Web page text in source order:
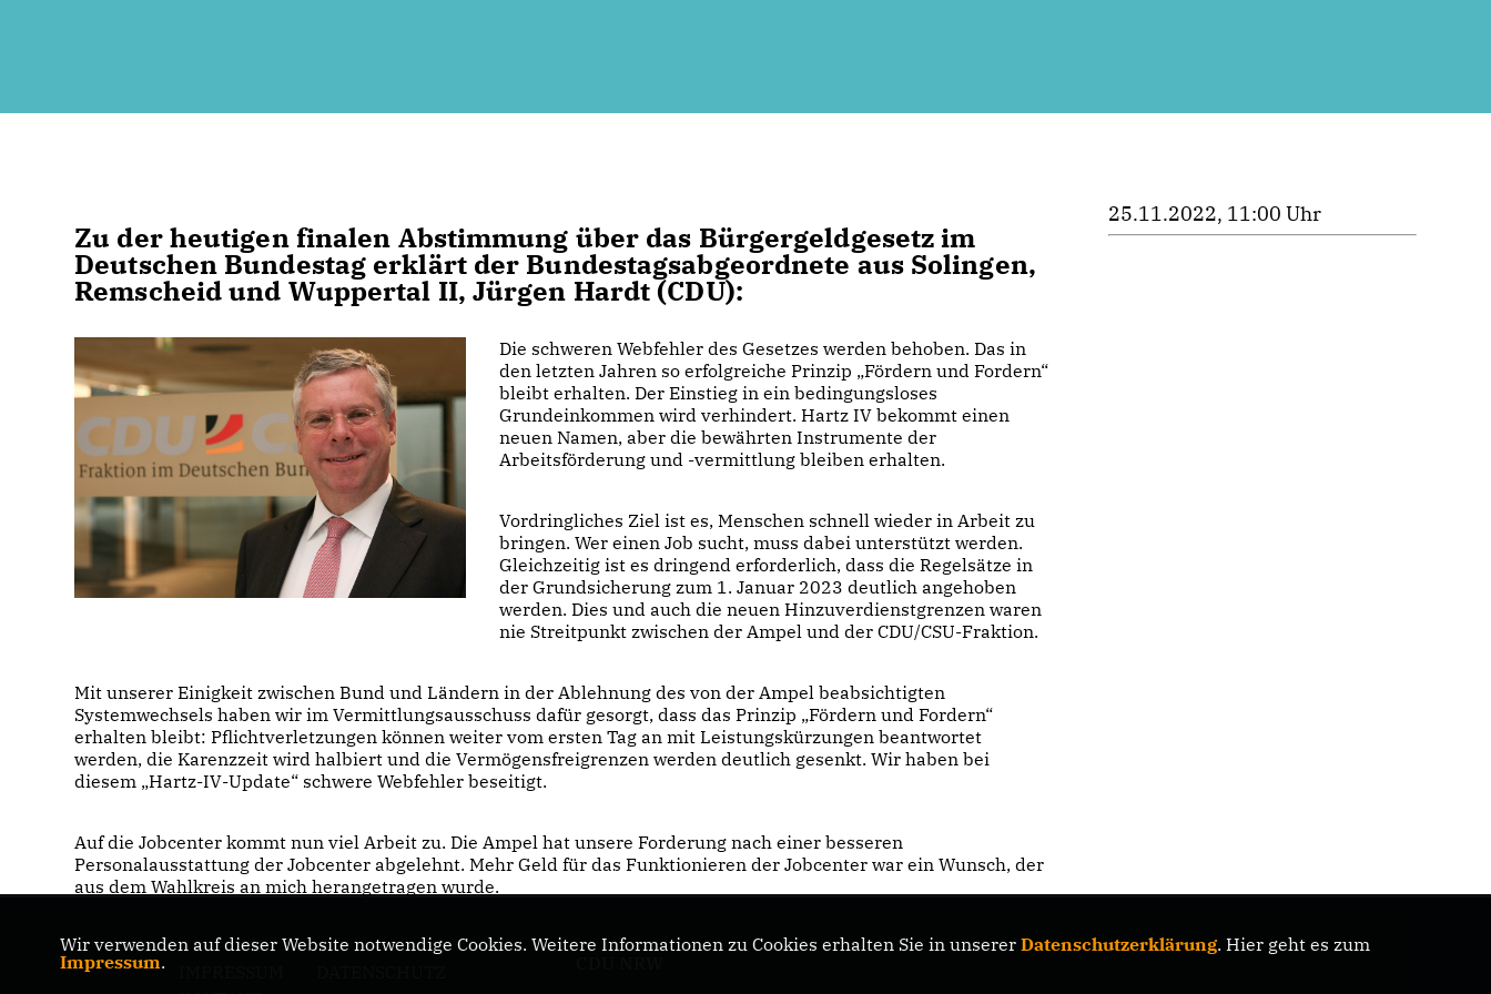
Zu der heutigen finalen Abstimmung über das Bürgergeldgesetz im
Deutschen Bundestag erklärt der Bundestagsabgeordnete aus Solingen,
Remscheid und Wuppertal II, Jürgen Hardt (CDU):
Die schweren Webfehler des Gesetzes werden behoben. Das in
den letzten Jahren so erfolgreiche Prinzip „Fördern und Fordern“
bleibt erhalten. Der Einstieg in ein bedingungs­loses
Grundeinkommen wird verhindert. Hartz IV bekommt einen
neuen Namen, aber die bewährten Instrumente der
Arbeitsförderung und -vermittlung bleiben erhalten.
Vordringliches Ziel ist es, Menschen schnell wieder in Arbeit zu
bringen. Wer einen Job sucht, muss dabei unterstützt werden.
Gleichzeitig ist es dringend erforderlich, dass die Regelsätze in
der Grundsicherung zum 1. Januar 2023 deutlich angehoben
werden. Dies und auch die neuen Hinzuverdienstgrenzen waren
nie Streitpunkt zwischen der Ampel und der CDU/CSU-Fraktion.
Mit unserer Einigkeit zwischen Bund und Ländern in der Ablehnung des von der Ampel beabsichtigten
Systemwechsels haben wir im Vermittlungsausschuss dafür gesorgt, dass das Prinzip „Fördern und Fordern“
erhalten bleibt: Pflichtverletzungen können weiter vom ersten Tag an mit Leistungskürzungen beantwortet
werden, die Karenzzeit wird halbiert und die Vermögensfreigrenzen werden deutlich gesenkt. Wir haben bei
diesem „Hartz-IV-Update“ schwere Webfehler beseitigt.
Auf die Jobcenter kommt nun viel Arbeit zu. Die Ampel hat unsere Forderung nach einer besseren
Personalausstattung der Jobcenter abgelehnt. Mehr Geld für das Funktionieren der Jobcenter war ein Wunsch, der
aus dem Wahlkreis an mich herangetragen wurde.
25.11.2022, 11:00 Uhr
Wir verwenden auf dieser Website notwendige Cookies. Weitere Informationen zu Cookies erhalten Sie in unserer Datenschutzerklärung. Hier geht es zum
Impressum.